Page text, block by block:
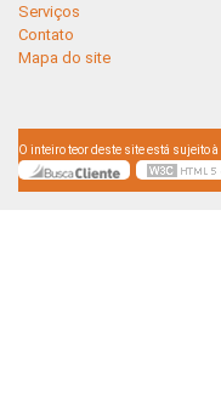
Serviços
Contato
Mapa do site
O inteiro teor deste site está sujeito